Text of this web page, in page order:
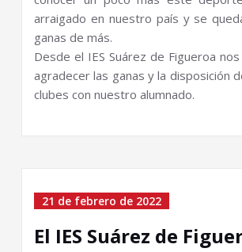
arraigado en nuestro país y se
ganas de más.
Desde el IES Suárez de Figueroa
agradecer las ganas y la disposición
clubes con nuestro alumnado.
21 de febrero de 2022
El IES Suárez de